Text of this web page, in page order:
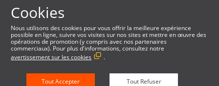
Cookies
Nous utilisons des cookies pour vous offrir la meilleure expérience
possible en ligne, suivre vos visites sur nos sites et mettre en œuvre des
opérations de promotion (y compris avec nos partenaires
commerciaux). Pour plus d'informations, consultez notre
avertissement sur les cookies
.
Tout Accepter Tout Refuser